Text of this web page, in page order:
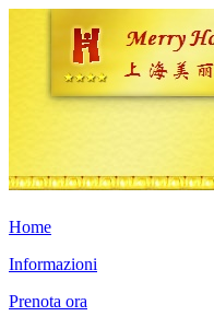
Home
Informazioni
Prenota ora